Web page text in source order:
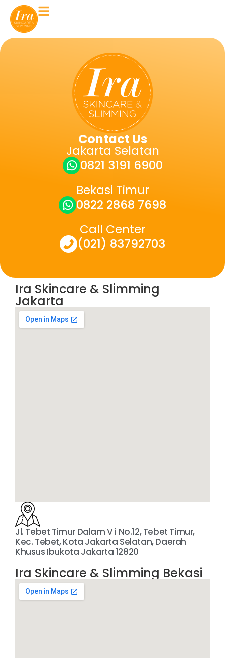
Contact Us
Jakarta Selatan
0821 3191 6900
Bekasi Timur
0822 2868 7698
Call Center
(021) 83792703
Ira Skincare & Slimming
Jakarta
Jl. Tebet Timur Dalam V i No.12, Tebet Timur,
Kec. Tebet, Kota Jakarta Selatan, Daerah
Khusus Ibukota Jakarta 12820
Ira Skincare & Slimming Bekasi